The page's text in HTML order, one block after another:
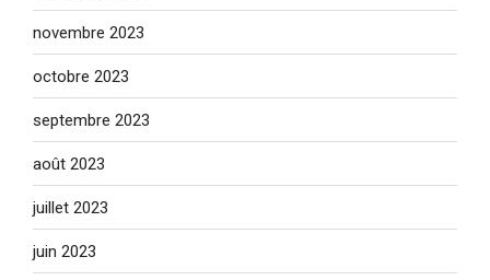
novembre 2023
octobre 2023
septembre 2023
août 2023
juillet 2023
juin 2023